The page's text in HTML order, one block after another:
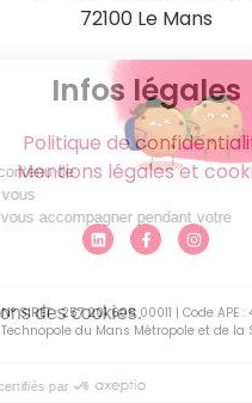
72100 Le Mans
Infos légales
Politique de
Mentions légales et
N° SIRET : 257 201 608 00011 | Code APE :
Technopole du Mans Métropole et de la